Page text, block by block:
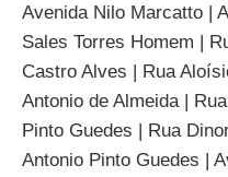
Avenida Nilo Marcatto |
Sales Torres Homem |
Castro Alves | Rua
Antonio de Almeida |
Pinto Guedes | Rua
Antonio Pinto Guedes |